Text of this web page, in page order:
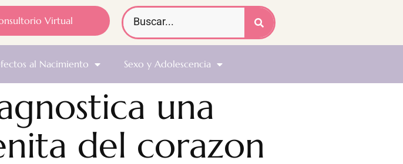
Virtual
al Nacimiento Sexo y Adolescencia
una
del corazon